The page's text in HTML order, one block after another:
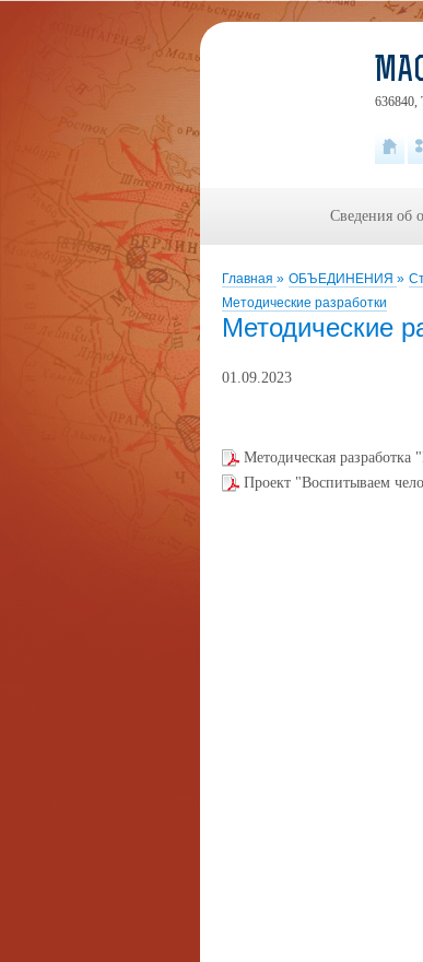
Главная » ОБЪЕДИНЕНИЯ »
Методические разработки
Методические
01.09.2023
Методическая
Проект "Воспитываем
636840,
Сведения об